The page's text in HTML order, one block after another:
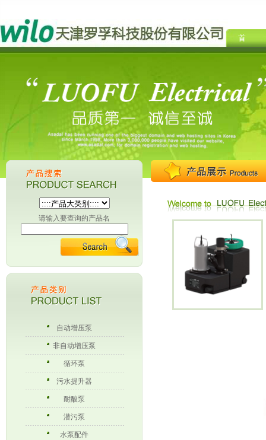
请输入要查询的产品名
自动增压泵
非自动增压泵
循环泵
污水提升器
耐酸泵
潜污泵
水泵配件